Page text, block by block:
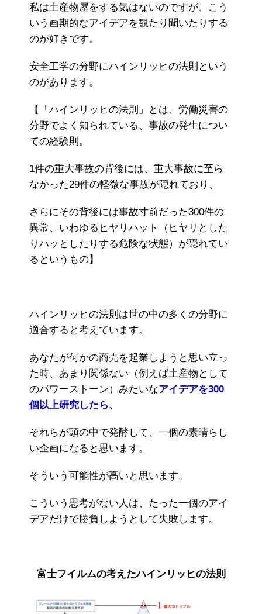
私は土産物屋をする気はないのですが、こう
いう画期的なアイデアを観たり聞いたりする
のが好きです。
安全工学の分野にハインリッヒの法則という
のがあります。
【「ハインリッヒの法則」とは、労働災害の
分野でよく知られている、事故の発生につい
ての経験則。
1件の重大事故の背後には、重大事故に至ら
なかった29件の軽微な事故が隠れており、
さらにその背後には事故寸前だった300件の
異常、いわゆるヒヤリハット（ヒヤリとした
りハッとしたりする危険な状態）が隠れてい
るというもの】
ハインリッヒの法則は世の中の多くの分野に
適合すると考えています。
あなたが何かの商売を起業しようと思い立っ
た時、あまり関係ない（例えば土産物として
のパワーストーン）みたいなアイデアを300
個以上研究したら、
それらが頭の中で発酵して、一個の素晴らし
い企画になると思います。
そういう可能性が高いと思います。
こういう思考がない人は、たった一個のアイ
デアだけで勝負しようとして失敗します。
富士フイルムの考えたハインリッヒの法則